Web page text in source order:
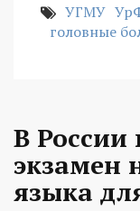
УГМУ
головные
В России
экзамен
языка